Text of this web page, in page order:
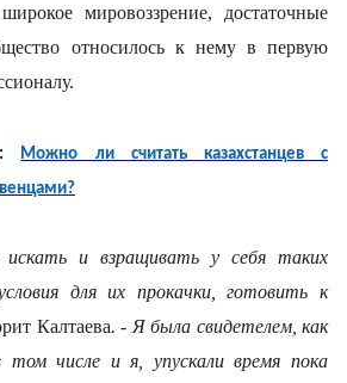
мировоззрение, достаточные
относилось к нему в первую
:
Можно ли считать казахстанцев с
и взращивать у себя таких
для их прокачки, готовить к
Калтаева. - Я была свидетелем, как
числе и я, упускали время пока